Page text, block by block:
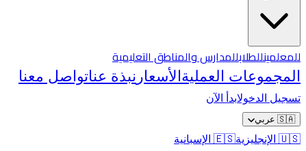
للمعلمينللطلابللمدارس والمناطق التعليمية
المجموعات العمليةالأسعار نبذة عناتواصل معنا
تسجيل الدخولابدأ الآن
🇸🇦 عربي
🇺🇸 الإنجليزية🇪🇸 الإسبانية